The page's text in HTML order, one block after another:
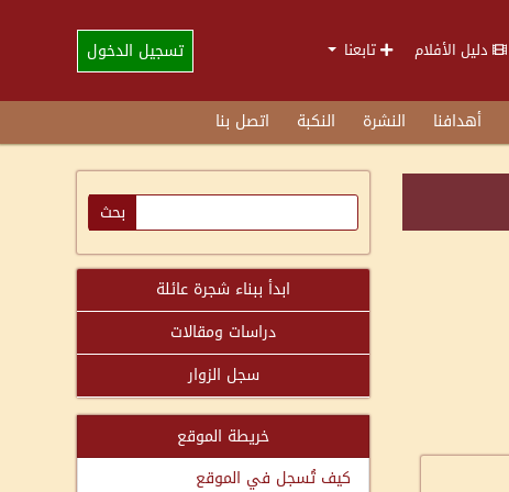
دليل الأفلام تابعنا تسجيل الدخول
أهدافنا النشرة النكبة اتصل بنا
ابدأ ببناء شجرة عائلة
دراسات ومقالات
سجل الزوار
خريطة الموقع
كيف تُسجل في الموقع